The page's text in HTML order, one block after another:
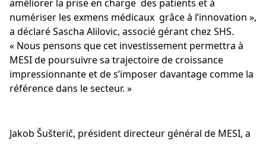
améliorer la prise en charge des patients et à
numériser les exmens médicaux grâce à l’innovation »,
a déclaré Sascha Alilovic, associé gérant chez SHS.
« Nous pensons que cet investissement permettra à
MESI de poursuivre sa trajectoire de croissance
impressionnante et de s’imposer davantage comme la
référence dans le secteur. »
Jakob Šušterič, président directeur général de MESI, a